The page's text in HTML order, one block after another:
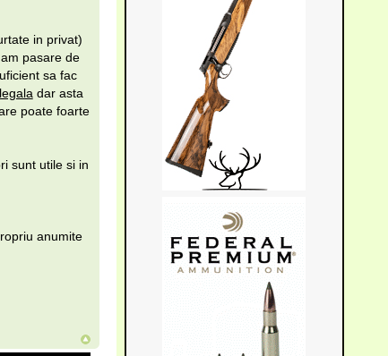
in privat)
pasare de
sa fac
dar asta
poate foarte
sunt utile si in
anumite